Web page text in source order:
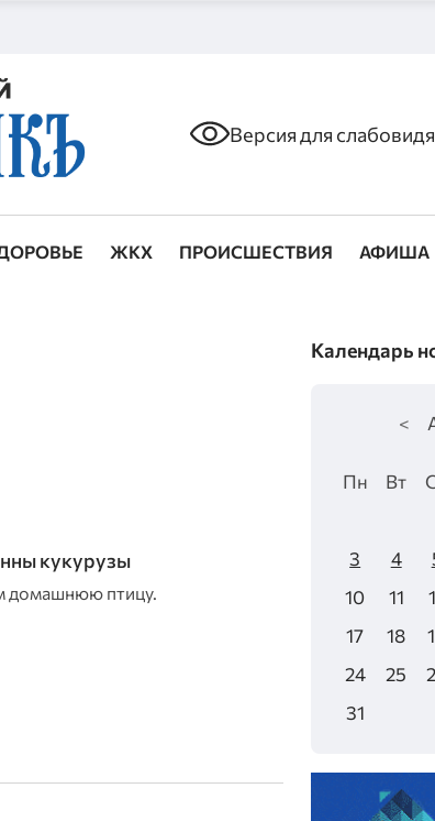
Версия для
ЖКХ ПРОИСШЕСТВИЯ АФИША
кукурузы
домашнюю птицу.
Календарь
<
Пн Вт
3
4
10
11
17
18
24
25
31